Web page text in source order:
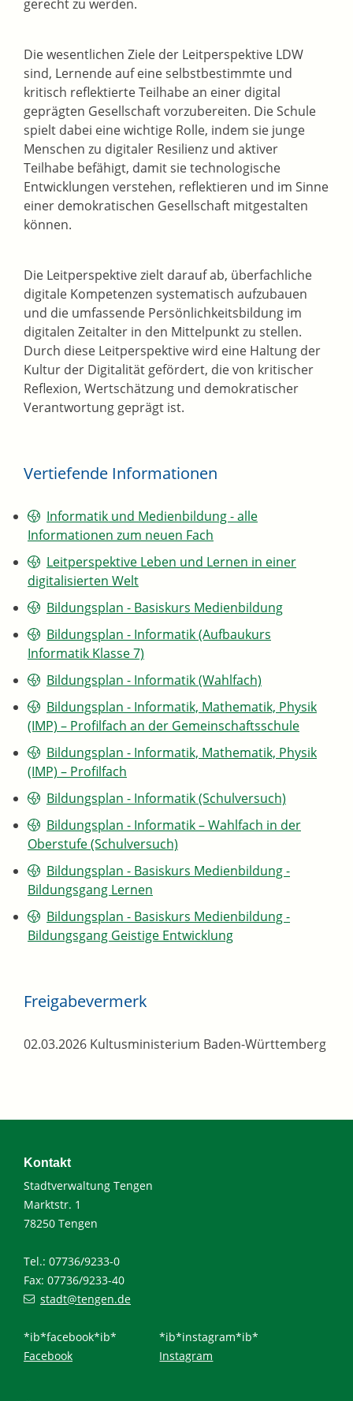
gerecht zu werden.
Die wesentlichen Ziele der Leitperspektive LDW
sind, Lernende auf eine selbstbestimmte und
kritisch reflektierte Teilhabe an einer digital
geprägten Gesellschaft vorzubereiten. Die Schule
spielt dabei eine wichtige Rolle, indem sie junge
Menschen zu digitaler Resilienz und aktiver
Teilhabe befähigt, damit sie technologische
Entwicklungen verstehen, reflektieren und im Sinne
einer demokratischen Gesellschaft mitgestalten
können.
Die Leitperspektive zielt darauf ab, überfachliche
digitale Kompetenzen systematisch aufzubauen
und die umfassende Persönlichkeitsbildung im
digitalen Zeitalter in den Mittelpunkt zu stellen.
Durch diese Leitperspektive wird eine Haltung der
Kultur der Digitalität gefördert, die von kritischer
Reflexion, Wertschätzung und demokratischer
Verantwortung geprägt ist.
Vertiefende Informationen
Informatik und Medienbildung - alle
Informationen zum neuen Fach
Leitperspektive Leben und Lernen in einer
digitalisierten Welt
Bildungsplan - Basiskurs Medienbildung
Bildungsplan - Informatik (Aufbaukurs
Informatik Klasse 7)
Bildungsplan - Informatik (Wahlfach)
Bildungsplan - Informatik, Mathematik, Physik
(IMP) – Profilfach an der Gemeinschaftsschule
Bildungsplan - Informatik, Mathematik, Physik
(IMP) – Profilfach
Bildungsplan - Informatik (Schulversuch)
Bildungsplan - Informatik – Wahlfach in der
Oberstufe (Schulversuch)
Bildungsplan - Basiskurs Medienbildung -
Bildungsgang Lernen
Bildungsplan - Basiskurs Medienbildung -
Bildungsgang Geistige Entwicklung
Freigabevermerk
02.03.2026 Kultusministerium Baden-Württemberg
Kontakt
Stadtverwaltung Tengen
Marktstr. 1
78250 Tengen
Tel.: 07736/9233-0
Fax: 07736/9233-40
stadt@tengen.de
*ib*facebook*ib*
Facebook
*ib*instagram*ib*
Instagram